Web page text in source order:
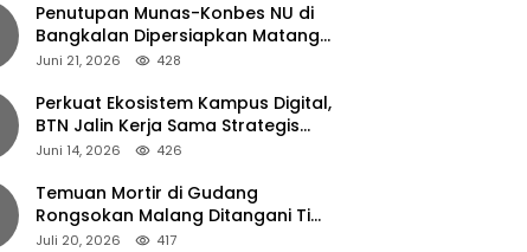
Penutupan Munas-Konbes NU di
Bangkalan Dipersiapkan Matang,
Gus Ipul Turun Tangan
Juni 21, 2026 428
Perkuat Ekosistem Kampus Digital,
BTN Jalin Kerja Sama Strategis
dengan UNAIR
Juni 14, 2026 426
Temuan Mortir di Gudang
Rongsokan Malang Ditangani Tim
Gegana Polda Jatim
Juli 20, 2026 417